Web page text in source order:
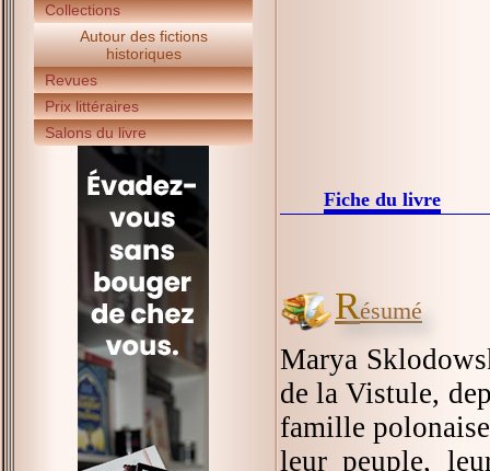
Collections
Autour des fictions
historiques
Revues
Prix littéraires
Salons du livre
Fiche du livre
Résumé
Marya
de la Vistule,
famille
leur peuple,